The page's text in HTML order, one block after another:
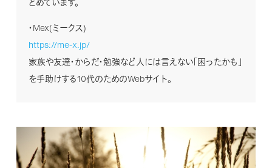
・Mex(ミークス)
https://me-x.jp/
家族や友達・からだ・勉強など人には言えない「困ったかも」
を手助けする10代のためのWebサイト。